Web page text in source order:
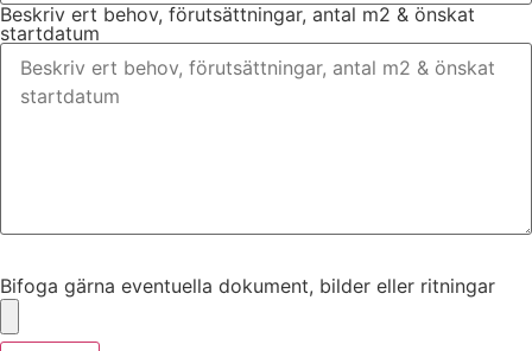
Beskriv ert behov, förutsättningar, antal m2 & önskat
startdatum
Bifoga gärna eventuella dokument, bilder eller ritningar